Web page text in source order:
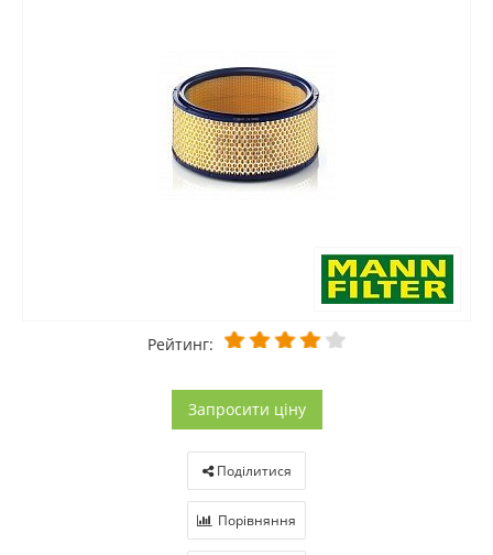
Рейтинг:
Запросити ціну
Поділитися
Порівняння